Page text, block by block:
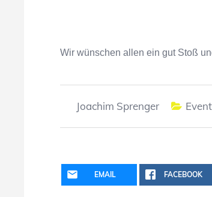
Wir wünschen allen ein gut Stoß
Joachim Sprenger
EMAIL FACEBOOK